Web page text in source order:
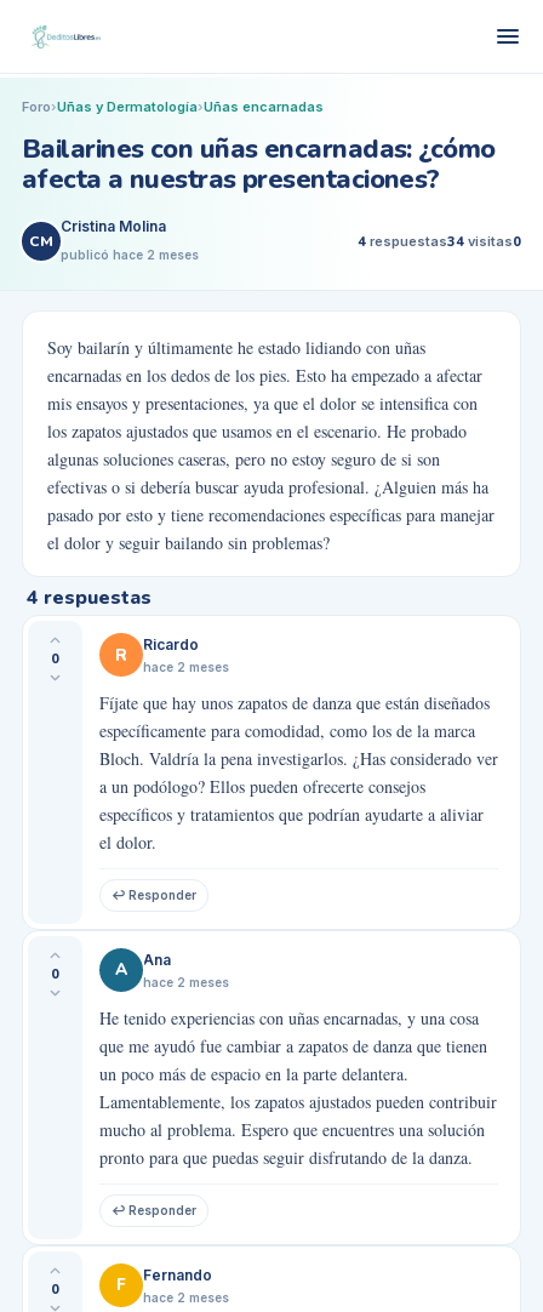
Foro›Uñas y Dermatología›Uñas encarnadas
Bailarines con uñas encarnadas: ¿cómo
afecta a nuestras presentaciones?
CM
Cristina Molina
publicó hace 2 meses
4 respuestas34 visitas0
Soy bailarín y últimamente he estado lidiando con uñas
encarnadas en los dedos de los pies. Esto ha empezado a afectar
mis ensayos y presentaciones, ya que el dolor se intensifica con
los zapatos ajustados que usamos en el escenario. He probado
algunas soluciones caseras, pero no estoy seguro de si son
efectivas o si debería buscar ayuda profesional. ¿Alguien más ha
pasado por esto y tiene recomendaciones específicas para manejar
el dolor y seguir bailando sin problemas?
4 respuestas
0 R Ricardo
hace 2 meses
Fíjate que hay unos zapatos de danza que están diseñados
específicamente para comodidad, como los de la marca
Bloch. Valdría la pena investigarlos. ¿Has considerado ver
a un podólogo? Ellos pueden ofrecerte consejos
específicos y tratamientos que podrían ayudarte a aliviar
el dolor.
↩ Responder
0 A Ana
hace 2 meses
He tenido experiencias con uñas encarnadas, y una cosa
que me ayudó fue cambiar a zapatos de danza que tienen
un poco más de espacio en la parte delantera.
Lamentablemente, los zapatos ajustados pueden contribuir
mucho al problema. Espero que encuentres una solución
pronto para que puedas seguir disfrutando de la danza.
↩ Responder
0 F Fernando
hace 2 meses